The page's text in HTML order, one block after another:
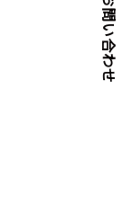
お問い
合わせ